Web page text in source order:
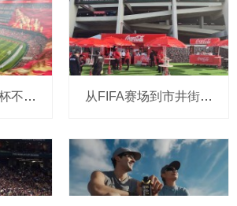
我们的FIFA世界杯不止赛场：可口可乐以吉尼斯纪录书写中国消费者专属记忆 从FIFA赛场到市井街巷，可口可乐如何把“红色快乐”种进中国日常